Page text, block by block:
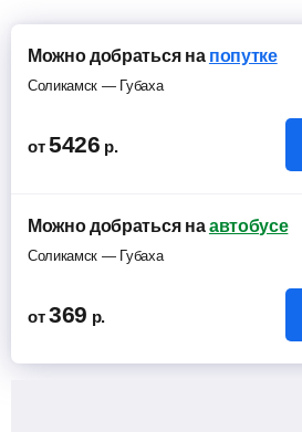
Можно добраться на попутке
Соликамск — Губаха
от5426 р.
Можно добраться наавтобусе
Соликамск — Губаха
от369 р.